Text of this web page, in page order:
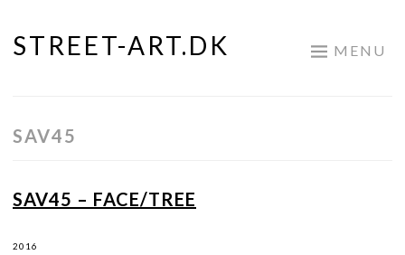
Skip
STREET-ART.DK MENU
SAV45
SAV45 – FACE/TREE
2016